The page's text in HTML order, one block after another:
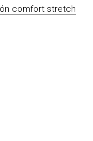
comfort stretch